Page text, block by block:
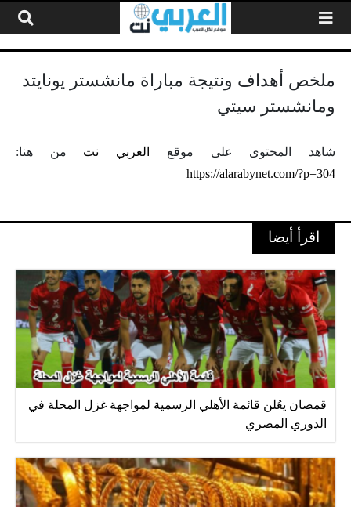
ملخص أهداف ونتيجة مباراة مانشستر يونايتد
ومانشستر سيتي
شاهد المحتوى على موقع العربي نت من هنا:
https://alarabynet.com/?p=304
اقرأ أيضا
قمصان يعُلن قائمة الأهلي الرسمية لمواجهة غزل المحلة في
الدوري المصري